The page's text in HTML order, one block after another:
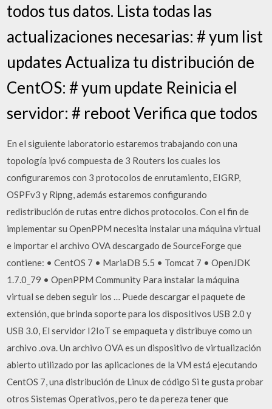
todos tus datos. Lista todas las
actualizaciones necesarias: # yum list
updates Actualiza tu distribución de
CentOS: # yum update Reinicia el
servidor: # reboot Verifica que todos
En el siguiente laboratorio estaremos trabajando con una
topología ipv6 compuesta de 3 Routers los cuales los
configuraremos con 3 protocolos de enrutamiento, EIGRP,
OSPFv3 y Ripng, además estaremos configurando
redistribución de rutas entre dichos protocolos. Con el fin de
implementar su OpenPPM necesita instalar una máquina virtual
e importar el archivo OVA descargado de SourceForge que
contiene: • CentOS 7 • MariaDB 5.5 • Tomcat 7 • OpenJDK
1.7.0_79 • OpenPPM Community Para instalar la máquina
virtual se deben seguir los … Puede descargar el paquete de
extensión, que brinda soporte para los dispositivos USB 2.0 y
USB 3.0, El servidor I2IoT se empaqueta y distribuye como un
archivo .ova. Un archivo OVA es un dispositivo de virtualización
abierto utilizado por las aplicaciones de la VM está ejecutando
CentOS 7, una distribución de Linux de código Si te gusta probar
otros Sistemas Operativos, pero te da pereza tener que